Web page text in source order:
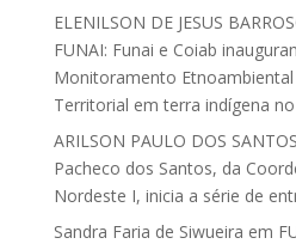
ELENILSON DE JESUS
FUNAI: Funai e Coiab
Monitoramento
Territorial em terra indígena
ARILSON PAULO DOS SANTOS
Pacheco dos Santos, da
Nordeste I, inicia a série de
Sandra Faria de Siwueira em